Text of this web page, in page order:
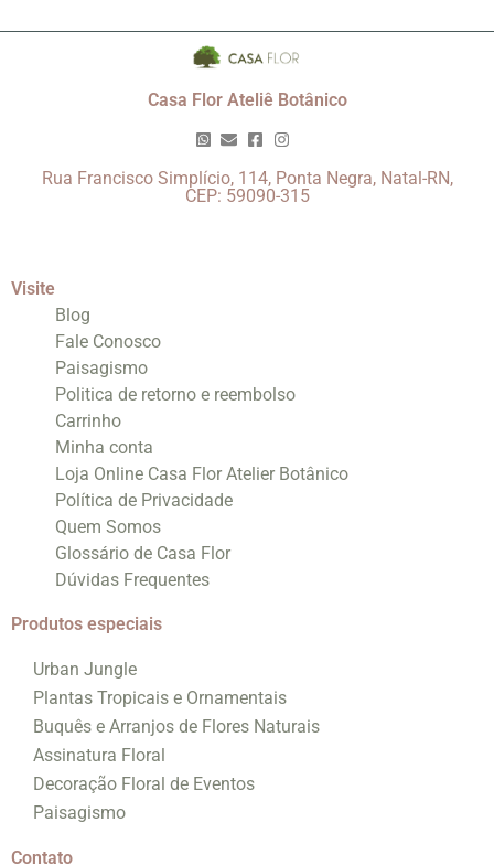
Casa Flor Ateliê Botânico
Rua Francisco Simplício, 114, Ponta Negra, Natal-RN,
CEP: 59090-315
Visite
Blog
Fale Conosco
Paisagismo
Politica de retorno e reembolso
Carrinho
Minha conta
Loja Online Casa Flor Atelier Botânico
Política de Privacidade
Quem Somos
Glossário de Casa Flor
Dúvidas Frequentes
Produtos especiais
Urban Jungle
Plantas Tropicais e Ornamentais
Buquês e Arranjos de Flores Naturais
Assinatura Floral
Decoração Floral de Eventos
Paisagismo
Contato